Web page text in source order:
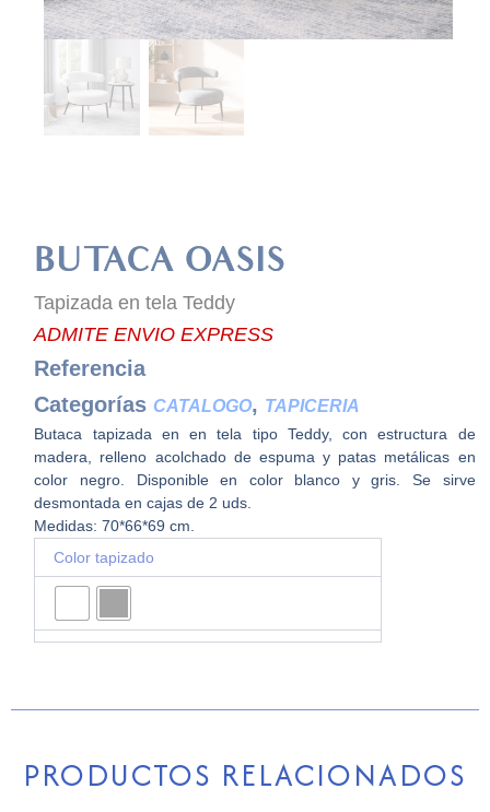
BUTACA OASIS
Tapizada en tela Teddy
ADMITE ENVIO EXPRESS
Referencia
Categorías CATALOGO, TAPICERIA
Butaca tapizada en en tela tipo Teddy, con estructura de
madera, relleno acolchado de espuma y patas metálicas en
color negro. Disponible en color blanco y gris. Se sirve
desmontada en cajas de 2 uds.
Medidas: 70*66*69 cm.
Color tapizado
BUTACA
cantidad
PRODUCTOS RELACIONADOS